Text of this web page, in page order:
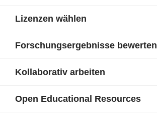
Lizenzen wählen
Forschungsergebnisse bewerten
Kollaborativ arbeiten
Open Educational Resources